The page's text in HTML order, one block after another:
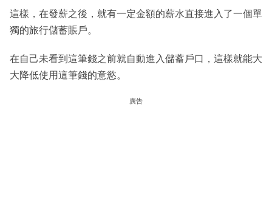
這樣，在發薪之後，就有一定金額的薪水直接進入了一個單
獨的旅行儲蓄賬戶。
在自己未看到這筆錢之前就自動進入儲蓄戶口，這樣就能大
大降低使用這筆錢的意慾。
廣告